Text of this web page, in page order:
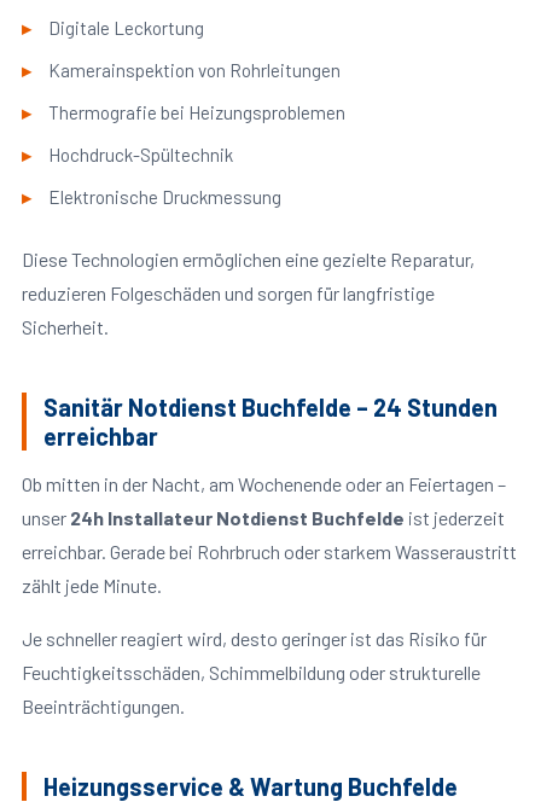
Digitale Leckortung
Kamerainspektion von Rohrleitungen
Thermografie bei Heizungsproblemen
Hochdruck-Spültechnik
Elektronische Druckmessung
Diese Technologien ermöglichen eine gezielte Reparatur,
reduzieren Folgeschäden und sorgen für langfristige
Sicherheit.
Sanitär Notdienst Buchfelde – 24 Stunden
erreichbar
Ob mitten in der Nacht, am Wochenende oder an Feiertagen –
unser 24h Installateur Notdienst Buchfelde ist jederzeit
erreichbar. Gerade bei Rohrbruch oder starkem Wasseraustritt
zählt jede Minute.
Je schneller reagiert wird, desto geringer ist das Risiko für
Feuchtigkeitsschäden, Schimmelbildung oder strukturelle
Beeinträchtigungen.
Heizungsservice & Wartung Buchfelde